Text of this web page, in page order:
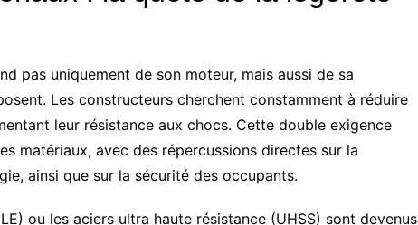
pas uniquement de son moteur, mais aussi de sa
Les constructeurs cherchent constamment à réduire
leur résistance aux chocs. Cette double exigence
matériaux, avec des répercussions directes sur la
ainsi que sur la sécurité des occupants.
ou les aciers ultra haute résistance (UHSS) sont devenus